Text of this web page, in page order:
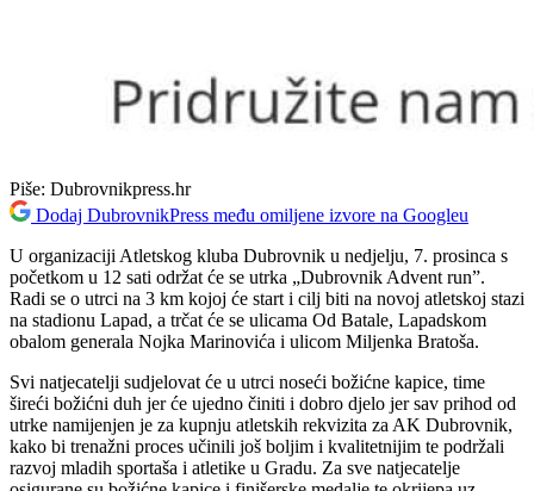
Piše: Dubrovnikpress.hr
Dodaj DubrovnikPress među omiljene izvore na Googleu
U organizaciji Atletskog kluba Dubrovnik u nedjelju, 7. prosinca s
početkom u 12 sati održat će se utrka „Dubrovnik Advent run”.
Radi se o utrci na 3 km kojoj će start i cilj biti na novoj atletskoj stazi
na stadionu Lapad, a trčat će se ulicama Od Batale, Lapadskom
obalom generala Nojka Marinovića i ulicom Miljenka Bratoša.
Svi natjecatelji sudjelovat će u utrci noseći božićne kapice, time
šireći božićni duh jer će ujedno činiti i dobro djelo jer sav prihod od
utrke namijenjen je za kupnju atletskih rekvizita za AK Dubrovnik,
kako bi trenažni proces učinili još boljim i kvalitetnijim te podržali
razvoj mladih sportaša i atletike u Gradu. Za sve natjecatelje